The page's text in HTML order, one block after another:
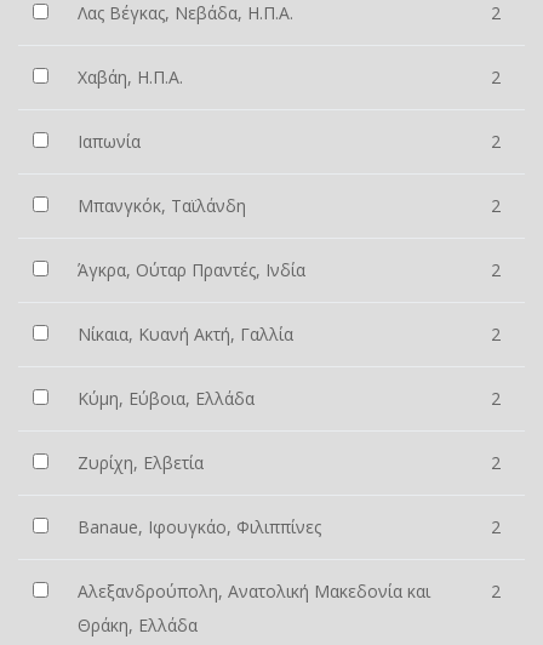
Λας Βέγκας, Νεβάδα, Η.Π.Α. 2
Χαβάη, Η.Π.Α. 2
Ιαπωνία 2
Μπανγκόκ, Ταϊλάνδη 2
Άγκρα, Ούταρ Πραντές, Ινδία 2
Νίκαια, Κυανή Ακτή, Γαλλία 2
Κύμη, Εύβοια, Ελλάδα 2
Ζυρίχη, Ελβετία 2
Banaue, Ιφουγκάο, Φιλιππίνες 2
Αλεξανδρούπολη, Ανατολική Μακεδονία και
Θράκη, Ελλάδα
2